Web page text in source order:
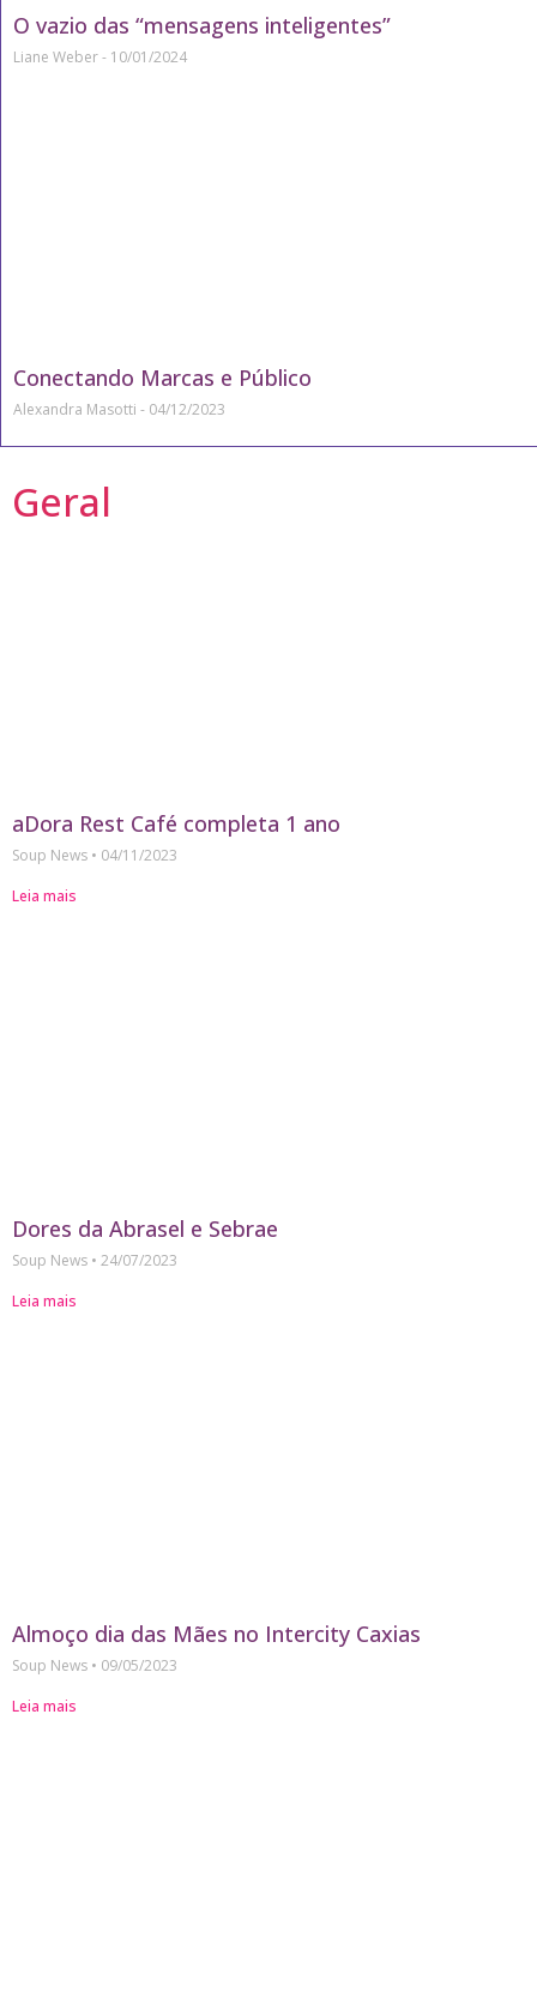
O vazio das “mensagens inteligentes”
Liane Weber 10/01/2024
Conectando Marcas e Público
Alexandra Masotti 04/12/2023
Geral
aDora Rest Café completa 1 ano
Soup News
04/11/2023
Leia mais
Dores da Abrasel e Sebrae
Soup News
24/07/2023
Leia mais
Almoço dia das Mães no Intercity Caxias
Soup News
09/05/2023
Leia mais